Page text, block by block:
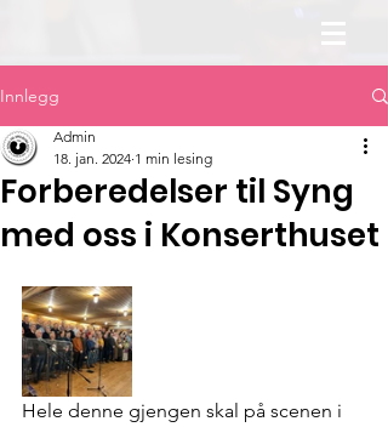
Innlegg
Forberedelser til Syng
med oss i Konserthuset
Admin
18. jan. 2024 1 min lesing
Hele denne gjengen skal på scenen i